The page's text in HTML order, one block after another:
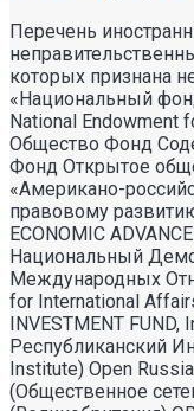
Перечень
которых признана
«Национальный
National Endowment
Общество Фонд
Фонд Открытое
«Американо-
правовому
ECONOMIC
Национальный
Международных
for International
INVESTMENT
Республиканский
Institute) Open
(Общественное